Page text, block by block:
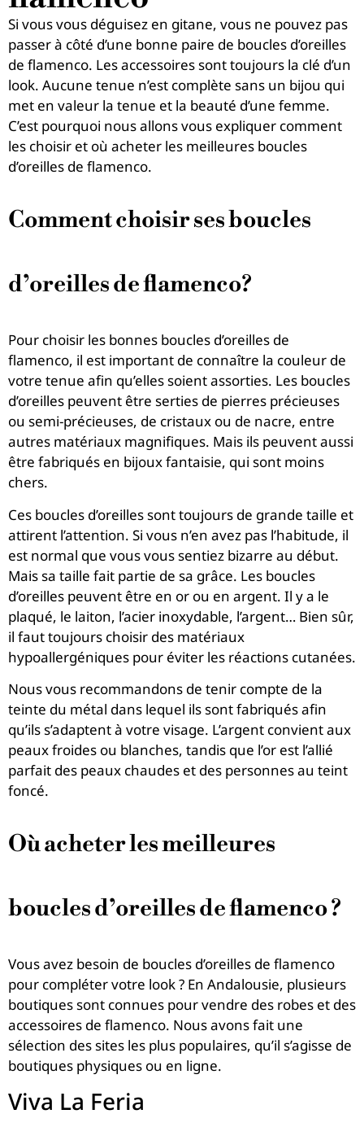
Si vous vous déguisez en gitane, vous ne pouvez pas
passer à côté d’une bonne paire de boucles d’oreilles
de flamenco. Les accessoires sont toujours la clé d’un
look. Aucune tenue n’est complète sans un bijou qui
met en valeur la tenue et la beauté d’une femme.
C’est pourquoi nous allons vous expliquer comment
les choisir et où acheter les meilleures boucles
d’oreilles de flamenco.
Comment choisir ses boucles
d’oreilles de flamenco?
Pour choisir les bonnes boucles d’oreilles de
flamenco, il est important de connaître la couleur de
votre tenue afin qu’elles soient assorties. Les boucles
d’oreilles peuvent être serties de pierres précieuses
ou semi-précieuses, de cristaux ou de nacre, entre
autres matériaux magnifiques. Mais ils peuvent aussi
être fabriqués en bijoux fantaisie, qui sont moins
chers.
Ces boucles d’oreilles sont toujours de grande taille et
attirent l’attention. Si vous n’en avez pas l’habitude, il
est normal que vous vous sentiez bizarre au début.
Mais sa taille fait partie de sa grâce. Les boucles
d’oreilles peuvent être en or ou en argent. Il y a le
plaqué, le laiton, l’acier inoxydable, l’argent… Bien sûr,
il faut toujours choisir des matériaux
hypoallergéniques pour éviter les réactions cutanées.
Nous vous recommandons de tenir compte de la
teinte du métal dans lequel ils sont fabriqués afin
qu’ils s’adaptent à votre visage. L’argent convient aux
peaux froides ou blanches, tandis que l’or est l’allié
parfait des peaux chaudes et des personnes au teint
foncé.
Où acheter les meilleures
boucles d’oreilles de flamenco ?
Vous avez besoin de boucles d’oreilles de flamenco
pour compléter votre look ? En Andalousie, plusieurs
boutiques sont connues pour vendre des robes et des
accessoires de flamenco. Nous avons fait une
sélection des sites les plus populaires, qu’il s’agisse de
boutiques physiques ou en ligne.
Viva La Feria